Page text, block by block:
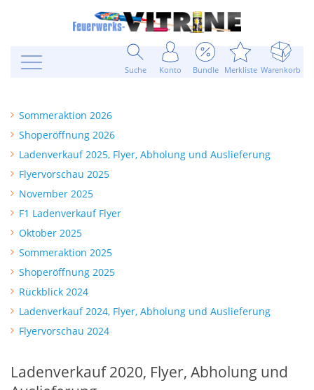
Suche Konto Bundle Merkliste Warenkorb
Sommeraktion 2026
Shoperöffnung 2026
Ladenverkauf 2025, Flyer, Abholung und Auslieferung
Flyervorschau 2025
November 2025
F1 Ladenverkauf Flyer
Oktober 2025
Sommeraktion 2025
Shoperöffnung 2025
Rückblick 2024
Ladenverkauf 2024, Flyer, Abholung und Auslieferung
Flyervorschau 2024
Ladenverkauf 2020, Flyer, Abholung und